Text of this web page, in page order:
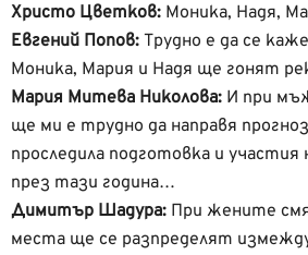
Христо Цветков: Моника, Надя,
Евгений Попов: Трудно е да се
Моника, Мария и Надя ще гонят
Мария Митева Николова: И при
ще ми е трудно да направя
проследила подготовка и
през тази година…
Димитър Шадура: При жените
места ще се разпределят